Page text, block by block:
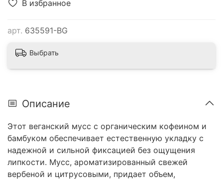
В избранное
арт. 635591-BG
Выбрать
Описание
Этот веганский мусс с органическим кофеином и
бамбуком обеспечивает естественную укладку с
надежной и сильной фиксацией без ощущения
липкости. Мусс, ароматизированный свежей
вербеной и цитрусовыми, придает объем,